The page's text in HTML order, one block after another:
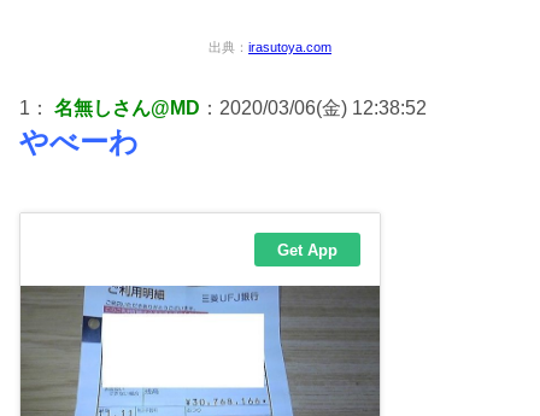
出典： irasutoya.com
1： 名無しさん@MD ：2020/03/06(金) 12:38:52
やべーわ